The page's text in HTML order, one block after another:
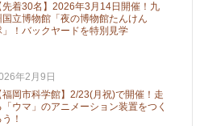
先着30名】2026年3月14日開催！九
国立博物館「夜の博物館たんけん
」！バックヤードを特別見学
年2月9日
福岡市科学館】2/23(月祝)で開催！走
「ウマ」のアニメーション装置をつく
！